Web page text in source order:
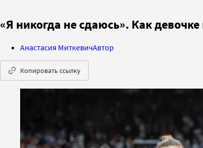
«Я никогда не сдаюсь». Как
Анастасия МиткевичАвтор
Копировать ссылку